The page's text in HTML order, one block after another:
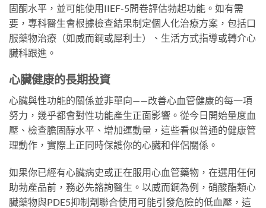
固酮水平，並可能使用IIEF-5問卷評估勃起功能。如有需
要，專科醫生會根據檢查結果制定個人化治療方案，包括口
服藥物治療（如威而鋼或犀利士）、生活方式指導或轉介心
臟科跟進。
心臟健康的長期投資
心臟與性功能的關係並非單向——改善心血管健康的每一項
努力，幾乎都會對性功能產生正面影響。從今日開始量度血
壓、檢查膽固醇水平、增加運動量，這些看似普通的健康管
理動作，實際上正同時保護你的心臟和伴侶關係。
如果你已經有心臟病史或正在服用心血管藥物，在選用任何
助勃產品前，務必先諮詢醫生。以威而鋼為例，硝酸酯類心
臟藥物與PDE5抑制劑聯合使用可能引發危險的低血壓，這